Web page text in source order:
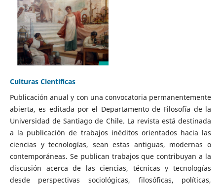
Culturas Científicas
Publicación anual y con una convocatoria permanentemente
abierta, es editada por el Departamento de Filosofía de la
Universidad de Santiago de Chile. La revista está destinada
a la publicación de trabajos inéditos orientados hacia las
ciencias y tecnologías, sean estas antiguas, modernas o
contemporáneas. Se publican trabajos que contribuyan a la
discusión acerca de las ciencias, técnicas y tecnologías
desde perspectivas sociológicas, filosóficas, políticas,